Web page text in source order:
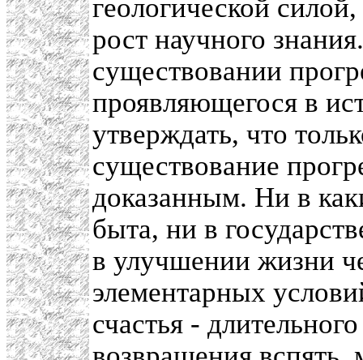
геологической
рост научного
существовании
проявляющегося в
утверждать, что
существование
доказанным. Ни в
быта, ни в
в улучшении жизни
элементарных
счастья -